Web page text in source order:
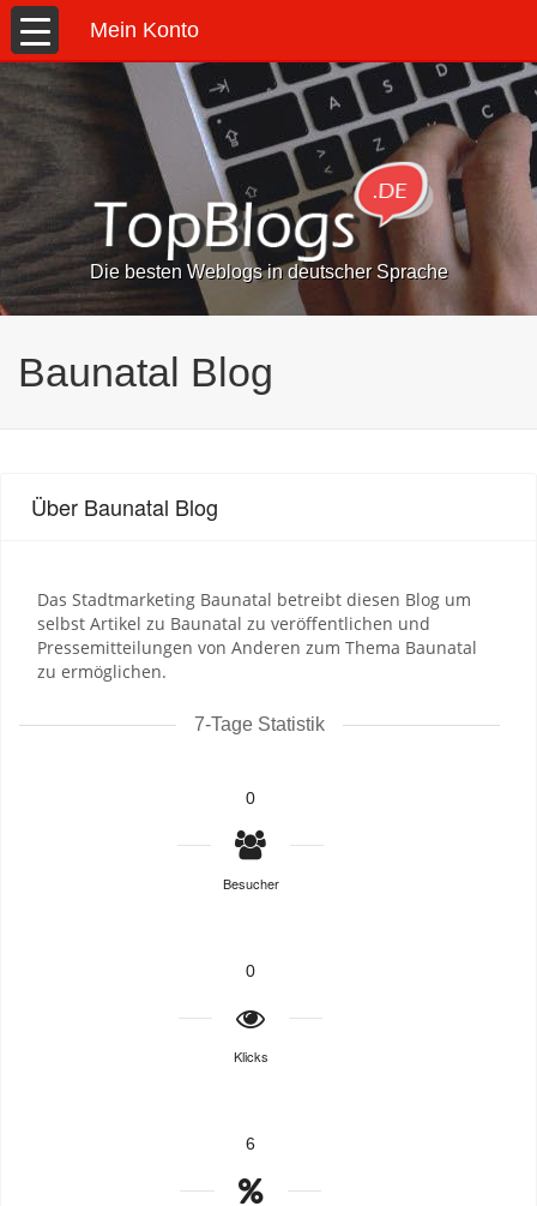
Mein Konto
Die besten Weblogs in deutscher Sprache
Baunatal Blog
Über Baunatal Blog
Das Stadtmarketing Baunatal betreibt diesen Blog um
selbst Artikel zu Baunatal zu veröffentlichen und
Pressemitteilungen von Anderen zum Thema Baunatal
zu ermöglichen.
7-Tage Statistik
0
Besucher
0
Klicks
6